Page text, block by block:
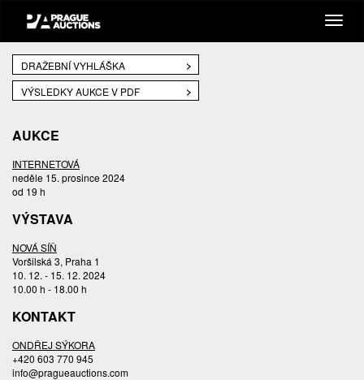
DRAŽEBNÍ VYHLÁŠKA
VÝSLEDKY AUKCE V PDF
AUKCE
INTERNETOVÁ
neděle 15. prosince 2024
od 19 h
VÝSTAVA
NOVÁ SÍŇ
Voršilská 3, Praha 1
10. 12. - 15. 12. 2024
10.00 h - 18.00 h
KONTAKT
ONDŘEJ SÝKORA
+420 603 770 945
info@pragueauctions.com